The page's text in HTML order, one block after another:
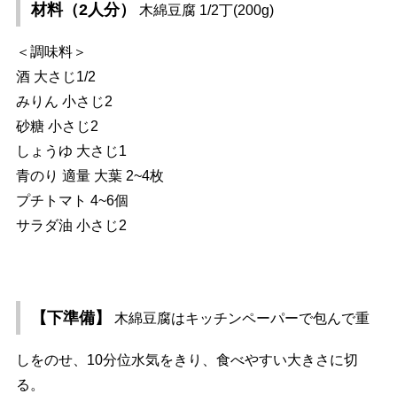
材料（2人分） 木綿豆腐 1/2丁(200g)
＜調味料＞
酒 大さじ1/2
みりん 小さじ2
砂糖 小さじ2
しょうゆ 大さじ1
青のり 適量 大葉 2~4枚
プチトマト 4~6個
サラダ油 小さじ2
【下準備】 木綿豆腐はキッチンペーパーで包んで重
しをのせ、10分位水気をきり、食べやすい大きさに切
る。